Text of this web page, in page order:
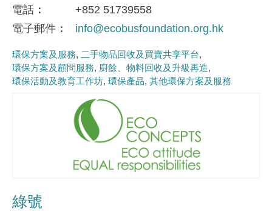
電話
+852 51739558
電子郵件
info@ecobusfoundation.org.hk
環保方案及服務
二手物品回收及買賣共享平台
環保方案及顧問服務 廚餘、物料回收及升級再造
環保活動及教育工作坊 環保產品 其他環保方案及服務
綠號